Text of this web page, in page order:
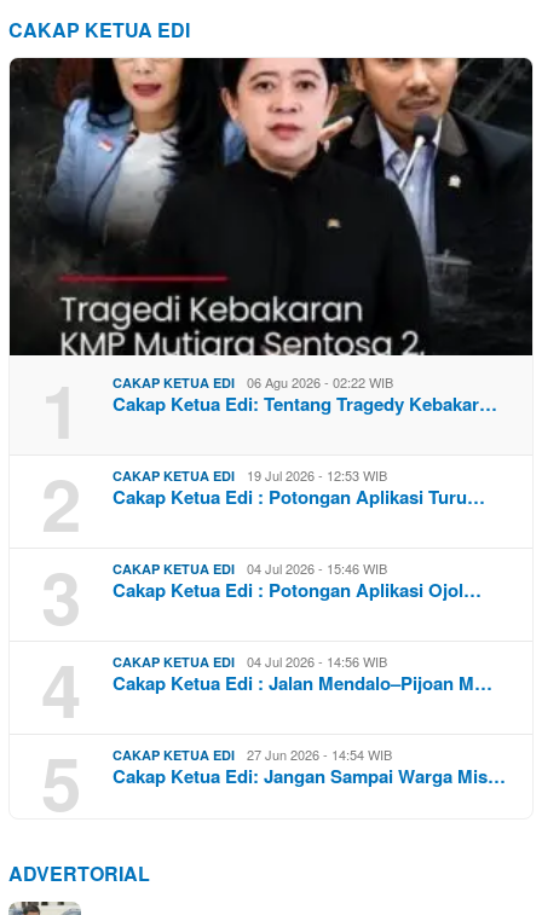
CAKAP KETUA EDI
1 CAKAP KETUA EDI 06 Agu 2026 - 02:22 WIB
Cakap Ketua Edi: Tentang Tragedy Kebakar…
2 CAKAP KETUA EDI 19 Jul 2026 - 12:53 WIB
Cakap Ketua Edi : Potongan Aplikasi Turu…
3 CAKAP KETUA EDI 04 Jul 2026 - 15:46 WIB
Cakap Ketua Edi : Potongan Aplikasi Ojol…
4 CAKAP KETUA EDI 04 Jul 2026 - 14:56 WIB
Cakap Ketua Edi : Jalan Mendalo–Pijoan M…
5 CAKAP KETUA EDI 27 Jun 2026 - 14:54 WIB
Cakap Ketua Edi: Jangan Sampai Warga Mis…
ADVERTORIAL